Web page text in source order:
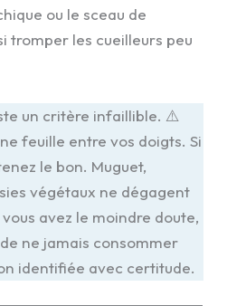
ou le sceau de
tromper les cueilleurs peu
un critère infaillible. ⚠️
feuille entre vos doigts. Si
le bon. Muguet,
végétaux ne dégagent
vous avez le moindre doute,
de ne jamais consommer
identifiée avec certitude.